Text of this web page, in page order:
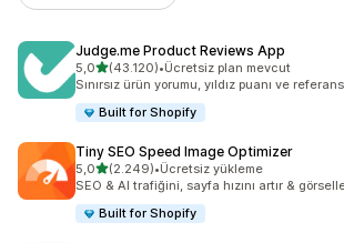
Judge.me Product Reviews App
5,05 yıldız üzerinden
(43.120)
toplam 43120 değerlendirme
•Ücretsiz plan mevcut
Sınırsız ürün yorumu, yıldız puanı ve
Built for Shopify
Tiny SEO Speed Image Optimizer
5,05 yıldız üzerinden
(2.249)
toplam 2249 değerlendirme
•Ücretsiz yükleme
SEO & AI trafiğini, sayfa hızını artır &
Built for Shopify